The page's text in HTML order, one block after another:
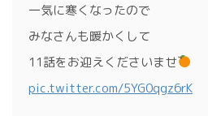
一気に寒くなったので
みなさんも暖かくして
11話をお迎えくださいませ
pic.twitter.com/5YG0qgz6rK